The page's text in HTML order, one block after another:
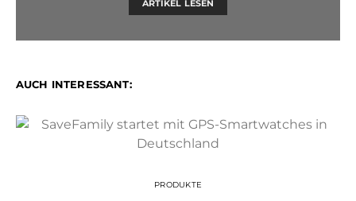
ARTIKEL LESEN
AUCH INTERESSANT:
PRODUKTE